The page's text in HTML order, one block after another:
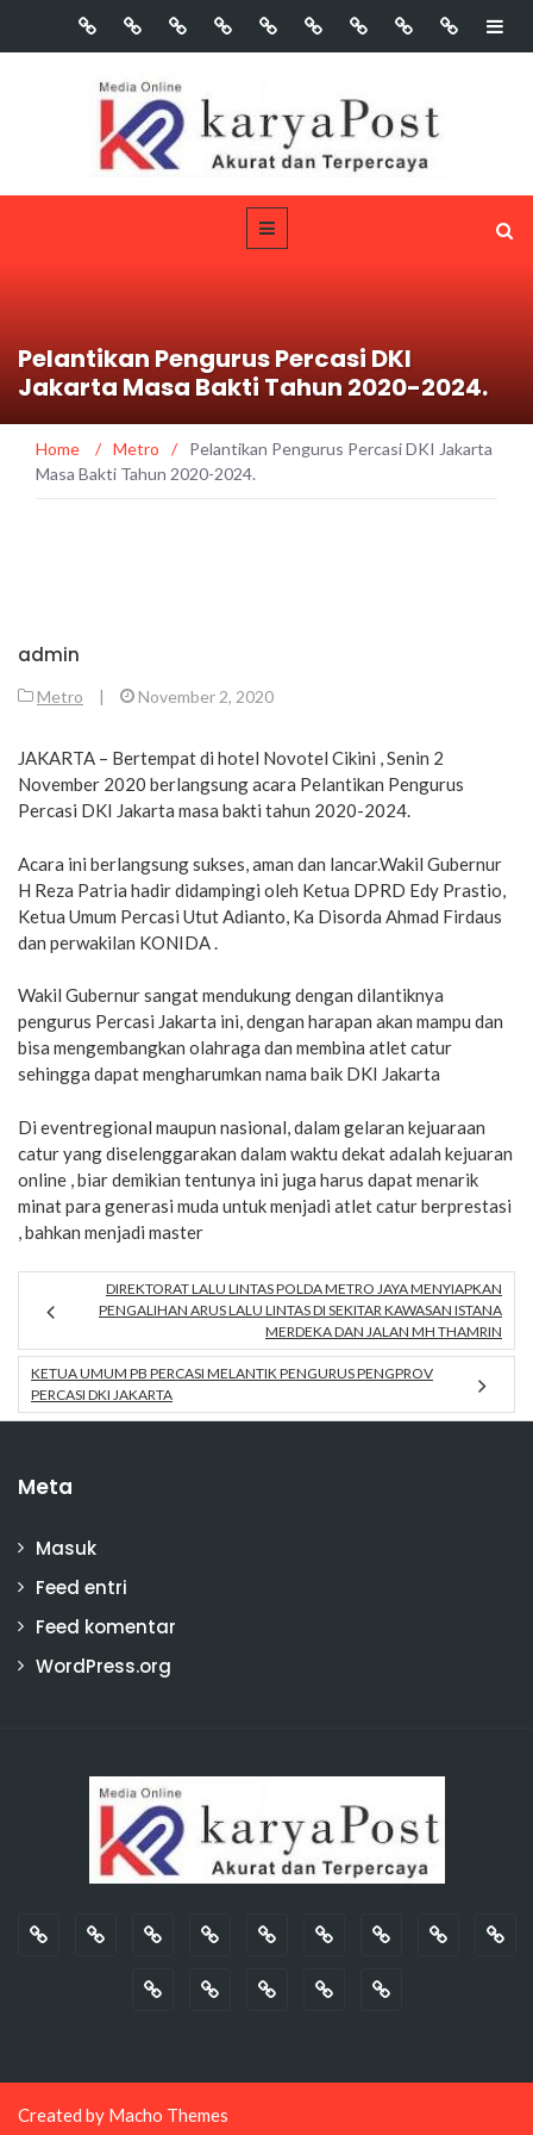
Pelantikan Pengurus Percasi DKI
Jakarta Masa Bakti Tahun 2020-2024.
Home / Metro /
Pelantikan Pengurus Percasi DKI Jakarta
Masa Bakti Tahun 2020-2024.
admin
Metro | November 2, 2020
JAKARTA – Bertempat di hotel Novotel Cikini , Senin 2
November 2020 berlangsung acara Pelantikan Pengurus
Percasi DKI Jakarta masa bakti tahun 2020-2024.
Acara ini berlangsung sukses, aman dan lancar.Wakil Gubernur
H Reza Patria hadir didampingi oleh Ketua DPRD Edy Prastio,
Ketua Umum Percasi Utut Adianto, Ka Disorda Ahmad Firdaus
dan perwakilan KONIDA .
Wakil Gubernur sangat mendukung dengan dilantiknya
pengurus Percasi Jakarta ini, dengan harapan akan mampu dan
bisa mengembangkan olahraga dan membina atlet catur
sehingga dapat mengharumkan nama baik DKI Jakarta
Di eventregional maupun nasional, dalam gelaran kejuaraan
catur yang diselenggarakan dalam waktu dekat adalah kejuaran
online , biar demikian tentunya ini juga harus dapat menarik
minat para generasi muda untuk menjadi atlet catur berprestasi
, bahkan menjadi master
DIREKTORAT LALU LINTAS POLDA METRO JAYA MENYIAPKAN
PENGALIHAN ARUS LALU LINTAS DI SEKITAR KAWASAN ISTANA
MERDEKA DAN JALAN MH THAMRIN
KETUA UMUM PB PERCASI MELANTIK PENGURUS PENGPROV
PERCASI DKI JAKARTA
Meta
Masuk
Feed entri
Feed komentar
WordPress.org
Created by Macho Themes